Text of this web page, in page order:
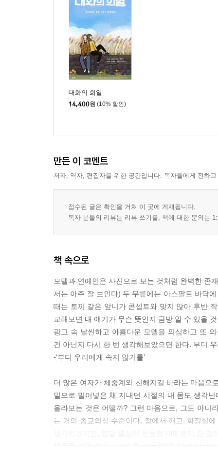
대화의 희열
14,400원 (10% 할인)
만든 이 코멘트
저자, 역자, 편집자를 위한 공간입니다. 독자들에게 전하
접수된 글은 확인을 거쳐 이 곳에 게재됩니다.
독자 분들의 리뷰는 리뷰 쓰기를, 책에 대한 문의는
책 속으로
모델과 연예인은 사진으로 보는 것처럼 완벽한 존
서는 아주 잘 보인다) 두 무릎에는 아스팔트 바닥
때는 토끼 같은 앞니가 콘셉트와 맞지 않아 후반
교해보면 내 얘기가 무슨 뜻인지 금방 알 수 있을
광고 속 날씬하고 아름다운 모델을 의심하고 또
건 아닌지 다시 한 번 생각해보았으면 한다. 부디
-‘부디 우리에게 속지 않기를’
더 많은 여자가 체중계와 친해지길 바라는 마음으
밑으로 밀어넣은 채 지내던 시절의 내 몸도 생각
올라보는 것은 어떨까? 그런 마음으로, 그도 아니
는 거의 종교의식 수준이다. 잠에서 깨고, 화장실
체중을 매일 재라고 강요할 수는 없다. 다만 당신